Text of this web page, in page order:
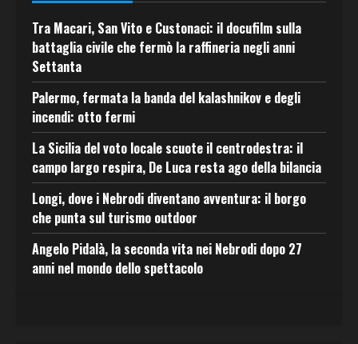
Tra Macari, San Vito e Custonaci: il docufilm sulla
battaglia civile che fermò la raffineria negli anni
Settanta
Palermo, fermata la banda del kalashnikov e degli
incendi: otto fermi
La Sicilia del voto locale scuote il centrodestra: il
campo largo respira, De Luca resta ago della bilancia
Longi, dove i Nebrodi diventano avventura: il borgo
che punta sul turismo outdoor
Angelo Pidalà, la seconda vita nei Nebrodi dopo 27
anni nel mondo dello spettacolo